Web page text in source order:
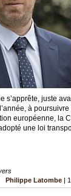
s’apprête, juste
à poursuivre
européenne, la
une loi
Philippe Latombe |